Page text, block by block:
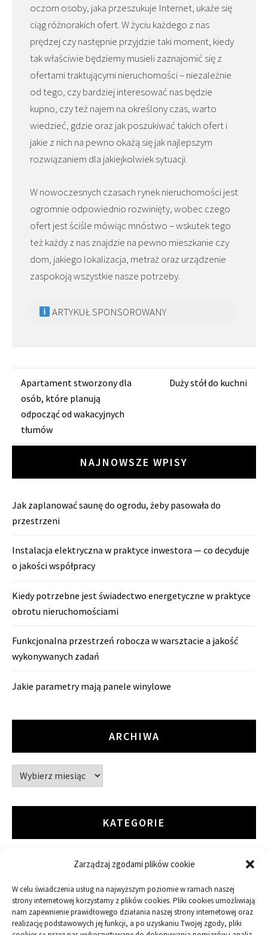
Zarządzaj zgodami plików cookie
W celu świadczenia usług na najwyższym poziomie w ramach naszej
strony internetowej korzystamy z plików cookies. Pliki cookies umożliwiają
nam zapewnienie prawidłowego działania naszej strony internetowej oraz
realizację podstawowych jej funkcji, a po uzyskaniu Twojej zgody, pliki
oczom osoby, jaka przeszukuje Internet, ukaże się
ciąg różnorakich ofert. W życiu każdego z nas
prędzej czy następnie przyjdzie taki moment, kiedy
tak właściwie będziemy musieli zaznajomić się z
ofertami traktującymi nieruchomości – niezależnie
od tego, czy bardziej interesować nas będzie
kupno, czy też najem na określony czas, warto
wiedzieć, gdzie oraz jak poszukiwać takich ofert i
jakie z nich na pewno okażą się jak najlepszym
rozwiązaniem dla jakiejkolwiek sytuacji.
W nowoczesnych czasach rynek nieruchomości jest
ogromnie odpowiednio rozwinięty, wobec czego
ofert jest ściśle mówiąc mnóstwo – wskutek tego
też każdy z nas znajdzie na pewno mieszkanie czy
dom, jakiego lokalizacja, metraż oraz urządzenie
zaspokoją wszystkie nasze potrzeby.
ARTYKUŁ SPONSOROWANY
Zobacz
wpisy
Apartament stworzony dla
osób, które planują
odpocząć od wakacyjnych
tłumów
Duży stół do kuchni
NAJNOWSZE WPISY
Jak zaplanować saunę do ogrodu, żeby pasowała do
przestrzeni
Instalacja elektryczna w praktyce inwestora — co decyduje
o jakości współpracy
Kiedy potrzebne jest świadectwo energetyczne w praktyce
obrotu nieruchomościami
Funkcjonalna przestrzeń robocza w warsztacie a jakość
wykonywanych zadań
Jakie parametry mają panele winylowe
ARCHIWA
Archiwa
KATEGORIE
ARTYKUŁ SPONSOROWANY
Budowa
Dom